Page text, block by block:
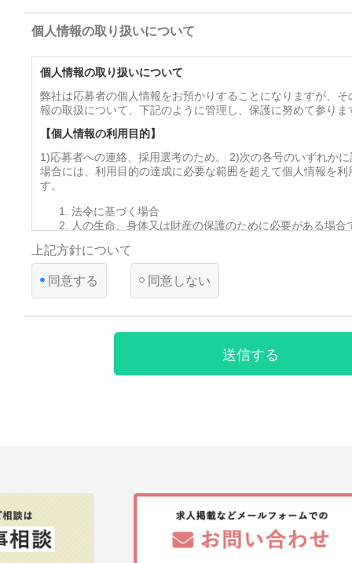
個人情報の取り扱いについて
個人情報の取り扱いについて
弊社は応募者の個人情報をお預かりすることになりますが、
報の取扱について、下記のように管理し、保護に努めて参りま
【個人情報の利用目的】
1)応募者への連絡、採用選考のため。 2)次の各号のいずれか
場合には、利用目的の達成に必要な範囲を超えて個人情報を
す。
法令に基づく場合
人の生命、身体又は財産の保護のために必要がある場合
公衆衛生の向上又は児童の健全な育成の推進のために特
って、本人の同意を得ることが困難であるとき
国の機関若しくは地方公共団体又はその委託を受けた者
遂行することに対して協力する必要がある場合であって
【第三者への提供】
弊社は法律で定められている場合を除いて、応募者の個人情
得ず第三者に提供・委託することはありません。ただし、官
【個人情報の開示等について】
貴殿には、貴殿の個人情報の利用目的の通知、開示、内容の
の停止、消去及び第三者への提供の停止（以下、「開示等」
た場合には、遅滞なく対応します。
上記方針について
同意する 同意しない
送信する